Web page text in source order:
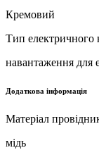
Кремовий
Тип електричного
навантаження для
Додаткова інформація
Матеріал
мідь